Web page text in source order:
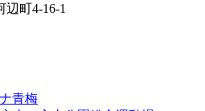
辺町4-16-1
青梅